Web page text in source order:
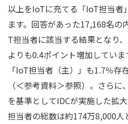
以上をIoTに充てる「IoT担当者
ます。回答があった17,168名
T担当者に該当する結果となり
よりも0.4ポイント増加してい
「IoT担当者（主）」も1.7％存
（＜参考資料＞参照）。さら
を基準としてIDCが実施した拡
担当者の総数は約174万8,000人